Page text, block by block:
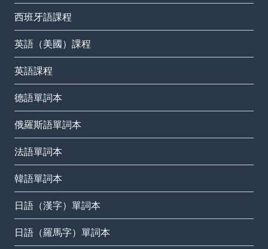
西班牙語課程
英語（美國）課程
英語課程
德語單詞本
俄羅斯語單詞本
法語單詞本
韓語單詞本
日語（漢字）單詞本
日語（羅馬字）單詞本